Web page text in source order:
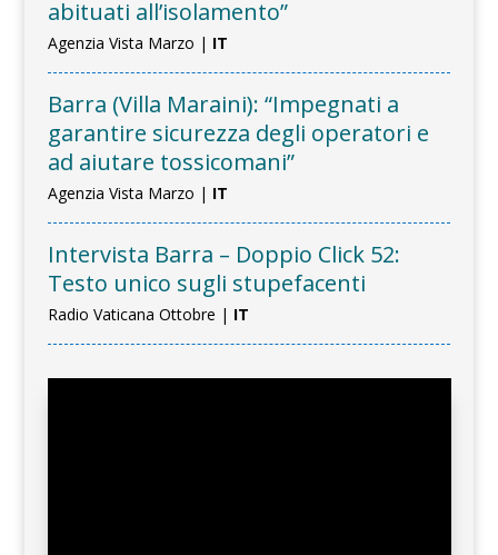
abituati all’isolamento”
Agenzia Vista Marzo | IT
Barra (Villa Maraini): “Impegnati a
garantire sicurezza degli operatori e
ad aiutare tossicomani”
Agenzia Vista Marzo | IT
Intervista Barra – Doppio Click 52:
Testo unico sugli stupefacenti
Radio Vaticana Ottobre | IT